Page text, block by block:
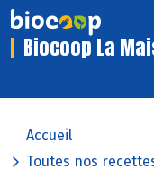
Biocoop La
Accueil
Toutes nos